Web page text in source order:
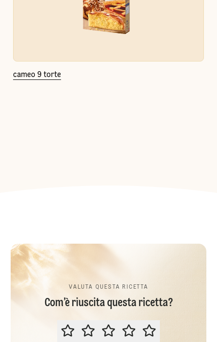
cameo 9 torte
VALUTA QUESTA RICETTA
Com’è riuscita questa ricetta?
VALUTA QUESTA RICETTA